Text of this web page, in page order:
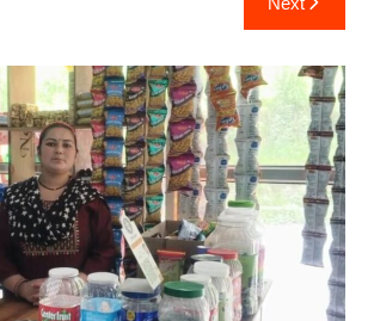
p
n
m